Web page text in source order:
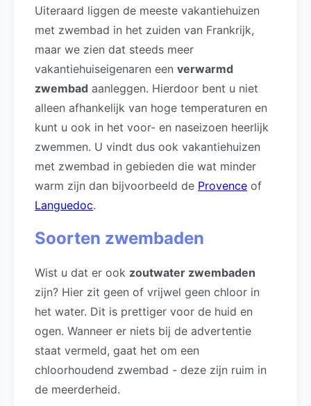
Uiteraard liggen de meeste vakantiehuizen
met zwembad in het zuiden van Frankrijk,
maar we zien dat steeds meer
vakantiehuiseigenaren een verwarmd
zwembad aanleggen. Hierdoor bent u niet
alleen afhankelijk van hoge temperaturen en
kunt u ook in het voor- en naseizoen heerlijk
zwemmen. U vindt dus ook vakantiehuizen
met zwembad in gebieden die wat minder
warm zijn dan bijvoorbeeld de Provence of
Languedoc.
Soorten zwembaden
Wist u dat er ook zoutwater zwembaden
zijn? Hier zit geen of vrijwel geen chloor in
het water. Dit is prettiger voor de huid en
ogen. Wanneer er niets bij de advertentie
staat vermeld, gaat het om een
chloorhoudend zwembad - deze zijn ruim in
de meerderheid.